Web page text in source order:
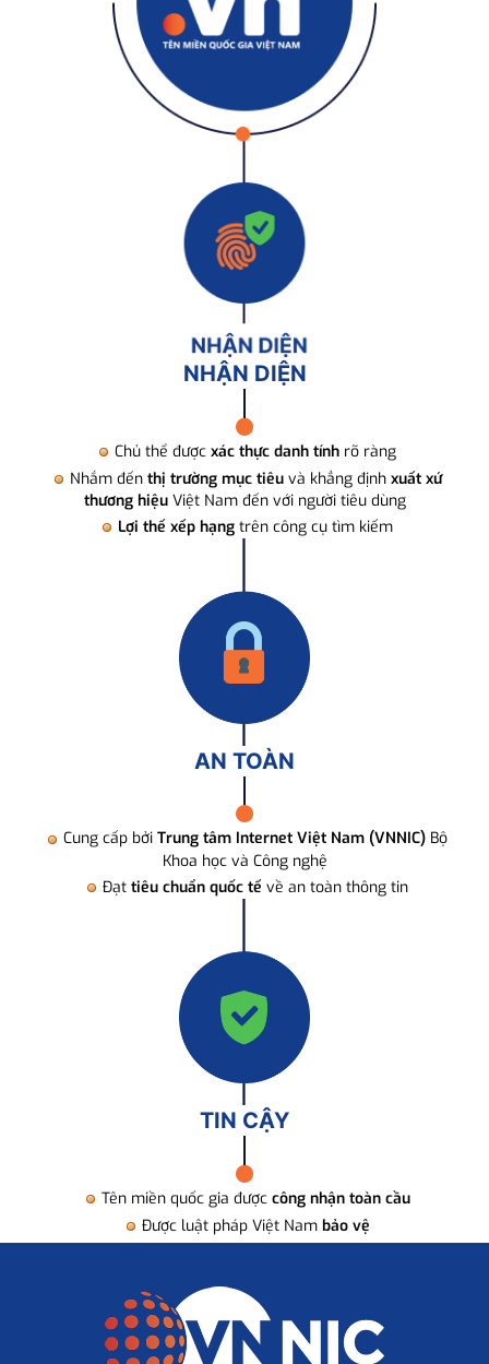
NHẬN DIỆN
Chủ thể được xác thực danh tính rõ ràng
Nhắm đến thị trường mục tiêuvà khẳng định xuất xứ
thương hiệuViệt Nam đến với người tiêu dùng
Lợi thế xếp hạng trên công cụ tìm kiếm
AN TOÀN
Cung cấp bởi Trung tâm Internet Việt Nam (VNNIC) Bộ
Khoa học và Công nghệ
Đạt tiêu chuẩn quốc tế về an toàn thông tin
TIN CẬY
Tên miền quốc gia được công nhận toàn cầu
Được luật pháp Việt Nam bảo vệ